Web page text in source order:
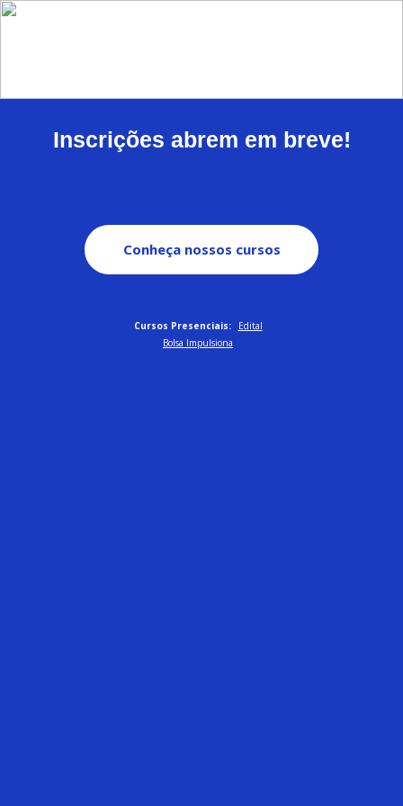
Inscrições abrem em breve!
Conheça nossos cursos
Cursos Presenciais:
Edital
Bolsa Impulsiona